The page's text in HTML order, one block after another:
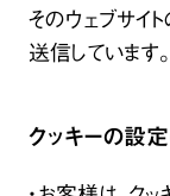
そのウェブサイ
送信しています。
クッキーの設